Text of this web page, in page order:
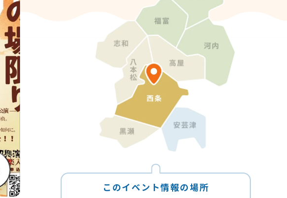
このイベント情報の場所
サイトポリシー